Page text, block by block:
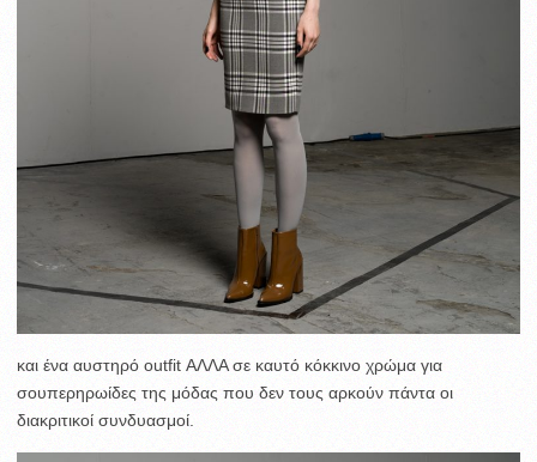
και ένα αυστηρό outfit ΑΛΛΑ σε καυτό κόκκινο χρώμα για
σουπερηρωίδες της μόδας που δεν τους αρκούν πάντα οι
διακριτικοί συνδυασμοί.